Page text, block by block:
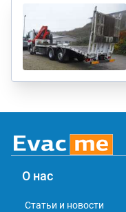
О нас
Статьи и новости